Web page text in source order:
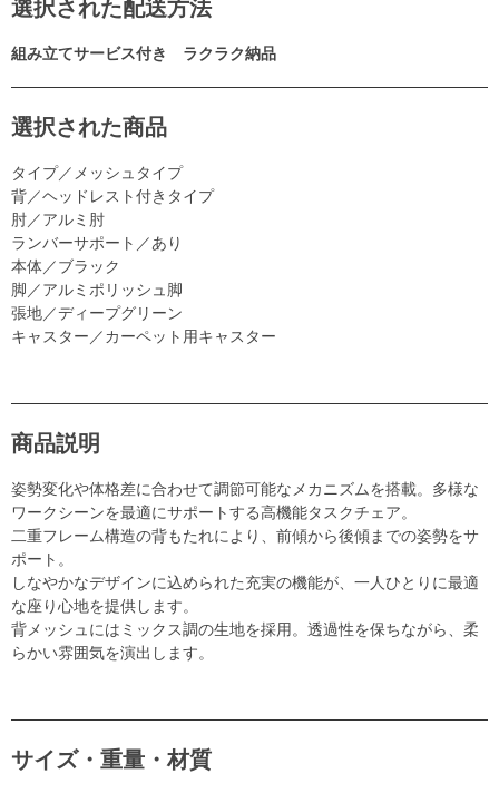
選択された配送方法
組み立てサービス付き ラクラク納品
選択された商品
タイプ／メッシュタイプ
背／ヘッドレスト付きタイプ
肘／アルミ肘
ランバーサポート／あり
本体／ブラック
脚／アルミポリッシュ脚
張地／ディープグリーン
キャスター／カーペット用キャスター
商品説明
姿勢変化や体格差に合わせて調節可能なメカニズムを搭載。多様な
ワークシーンを最適にサポートする高機能タスクチェア。
二重フレーム構造の背もたれにより、前傾から後傾までの姿勢をサ
ポート。
しなやかなデザインに込められた充実の機能が、一人ひとりに最適
な座り心地を提供します。
背メッシュにはミックス調の生地を採用。透過性を保ちながら、柔
らかい雰囲気を演出します。
サイズ・重量・材質